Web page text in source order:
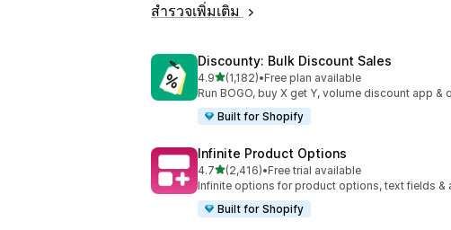
สำรวจเพิ่มเติม
Discounty: Bulk Discount Sales
4.9เต็ม 5 ดาว
(1,182)
ทั้งหมด 1182 รีวิว
•Free plan available
Run BOGO, buy X get Y, volume discount app &
Built for Shopify
Infinite Product Options
4.7เต็ม 5 ดาว
(2,416)
ทั้งหมด 2416 รีวิว
•Free trial available
Infinite options for product options, text fields &
Built for Shopify